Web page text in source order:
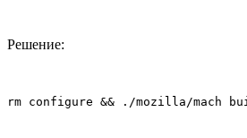
Решение:
rm configure && ./mozilla/mach